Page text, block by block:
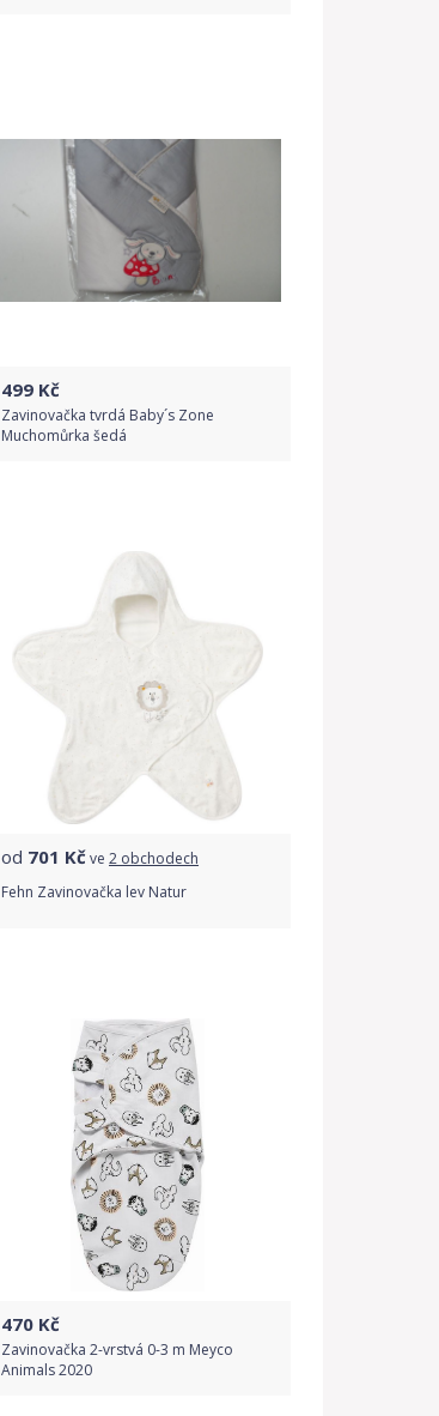
499 Kč
Zavinovačka tvrdá Baby´s Zone
Muchomůrka šedá
Detail produktu
od 701 Kčve 2 obchodech
Fehn Zavinovačka lev Natur
470 Kč
Zavinovačka 2-vrstvá 0-3 m Meyco
Animals 2020